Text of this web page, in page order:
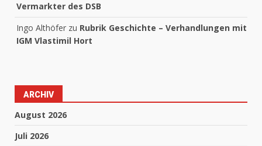
Vermarkter des DSB
Ingo Althöfer zu Rubrik Geschichte – Verhandlungen mit
IGM Vlastimil Hort
ARCHIV
August 2026
Juli 2026